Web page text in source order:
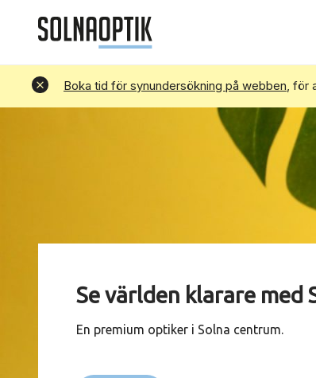
Boka tid för synundersökning på webben, för
Avvisa
Se världen klarare med
En premium optiker i Solna centrum.